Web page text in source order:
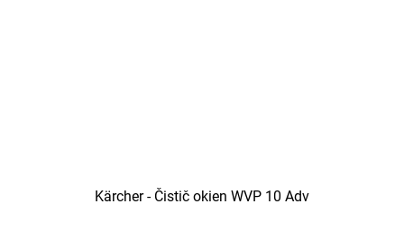
Kärcher - Čistič okien WVP 10 Adv